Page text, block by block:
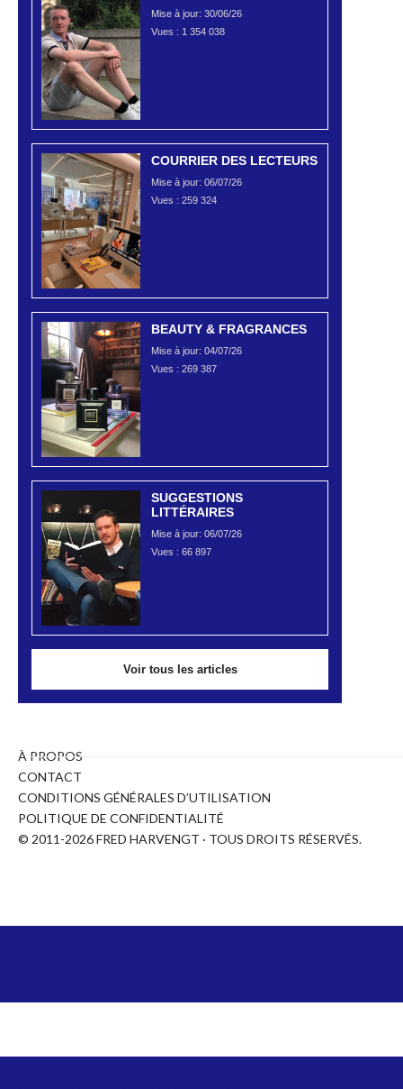
Mise à jour: 30/06/26
Vues : 1 354 038
COURRIER DES LECTEURS
Mise à jour: 06/07/26
Vues : 259 324
BEAUTY & FRAGRANCES
Mise à jour: 04/07/26
Vues : 269 387
SUGGESTIONS
LITTÉRAIRES
Mise à jour: 06/07/26
Vues : 66 897
Voir tous les articles
À PROPOS
CONTACT
CONDITIONS GÉNÉRALES D’UTILISATION
POLITIQUE DE CONFIDENTIALITÉ
© 2011-2026 FRED HARVENGT · TOUS DROITS RÉSERVÉS.